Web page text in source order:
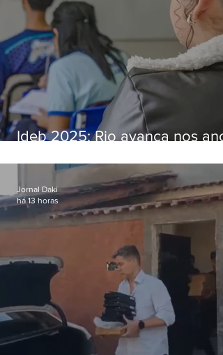
Ideb 2025: Rio avança nos
nacional
Jornal Daki
há 13 horas